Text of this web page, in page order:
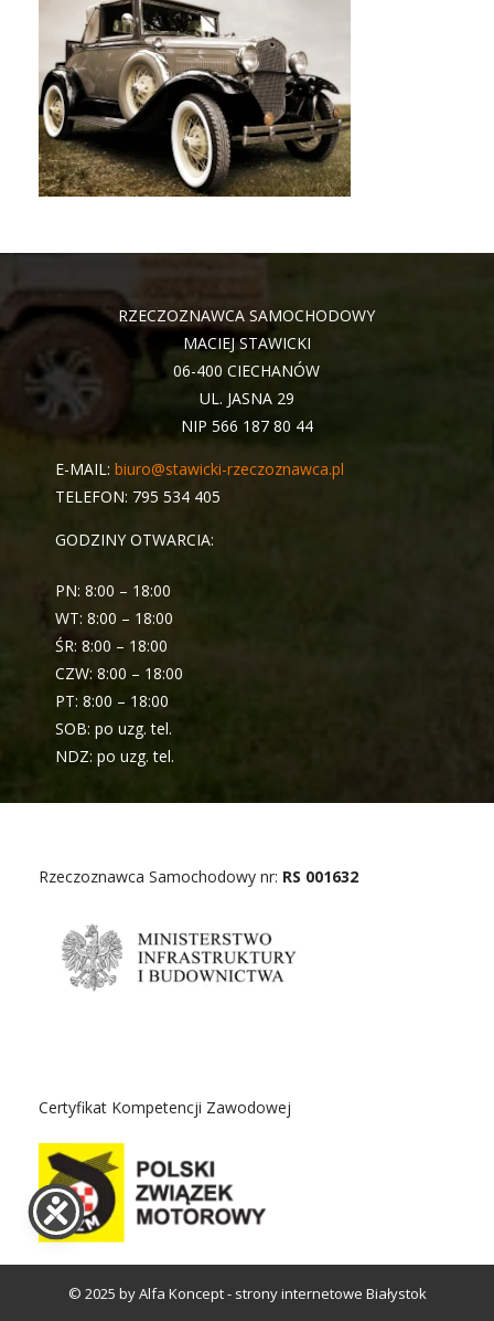
RZECZOZNAWCA SAMOCHODOWY
MACIEJ STAWICKI
06-400 CIECHANÓW
UL. JASNA 29
NIP 566 187 80 44
E-MAIL:biuro@stawicki-rzeczoznawca.pl
TELEFON: 795 534 405
GODZINY OTWARCIA:
PN: 8:00 – 18:00
WT: 8:00 – 18:00
ŚR: 8:00 – 18:00
CZW: 8:00 – 18:00
PT: 8:00 – 18:00
SOB: po uzg. tel.
NDZ: po uzg. tel.
Rzeczoznawca Samochodowy nr: RS 001632
Certyfikat Kompetencji Zawodowej
© 2025 by Alfa Koncept - strony internetowe Białystok